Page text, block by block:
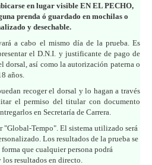
en lugar visible EN EL PECHO,
prenda ó guardado en mochilas o
y desechable.
a cabo el mismo día de la prueba. Es
el D.N.I. y justificante de pago de
dorsal, así como la autorización paterna o
años.
recoger el dorsal y lo hagan a través
el permiso del titular con documento
en Secretaría de Carrera.
"Global-Tempo". El sistema utilizado será
Los resultados de la prueba se
que cualquier persona podrá
resultados en directo.